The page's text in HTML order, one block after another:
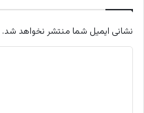
نشانی ایمیل شما منتشر نخواهد شد.